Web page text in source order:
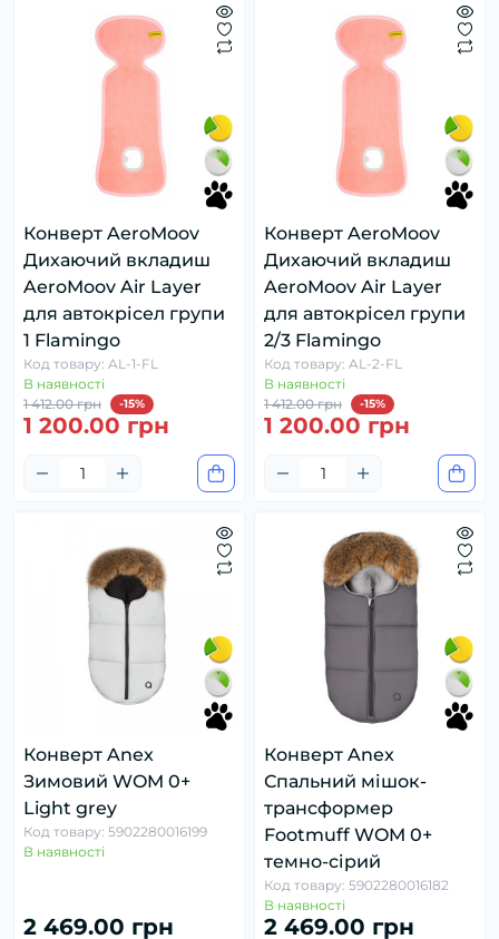
Конверт AeroMoov
Дихаючий вкладиш
AeroMoov Air Layer
для автокрісел групи
1 Flamingo
Код товару: AL-1-FL
В наявності
1 412.00 грн
-15%
1 200.00 грн
Конверт AeroMoov
Дихаючий вкладиш
AeroMoov Air Layer
для автокрісел групи
2/3 Flamingo
Код товару: AL-2-FL
В наявності
1 412.00 грн
-15%
1 200.00 грн
Конверт Anex
Зимовий WOM 0+
Light grey
Код товару: 5902280016199
В наявності
2 469.00 грн
Конверт Anex
Спальний мішок-
трансформер
Footmuff WOM 0+
темно-сірий
Код товару: 5902280016182
В наявності
2 469.00 грн